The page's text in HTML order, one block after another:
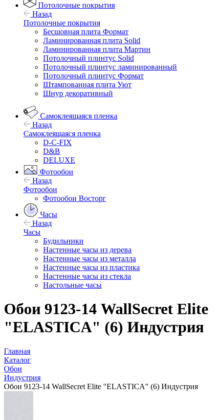
Потолочные покрытия
Назад
Потолочные покрытия
Бесшовная плита Формат
Ламинированная плита Solid
Ламинированная плита Мартин
Потолочный плинтус Solid
Потолочный плинтус ламинированный
Потолочный плинтус Формат
Штампованная плита Уют
Шнур декоративный
Самоклеящаяся пленка
Назад
Самоклеящаяся пленка
D-C-FIX
D&B
DELUXE
Фотообои
Назад
Фотообои
Фотообои Восторг
Часы
Назад
Часы
Будильники
Настенные часы из дерева
Настенные часы из металла
Настенные часы из пластика
Настенные часы из стекла
Настольные часы
Обои 9123-14 WallSecret Elite
"ELASTICA" (6) Индустрия
Главная
Каталог
Обои
Индустрия
Обои 9123-14 WallSecret Elite "ELASTICA" (6) Индустрия